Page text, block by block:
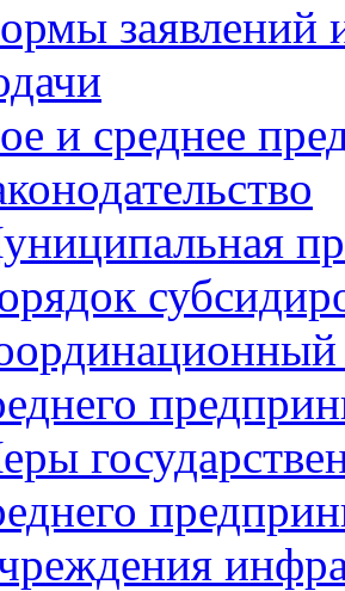
заявлений
и среднее